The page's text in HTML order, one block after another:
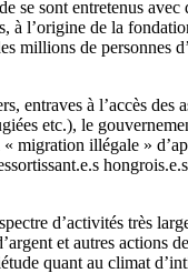
se sont entretenus avec
à l’origine de la
millions de personnes
entraves à l’accès des
etc.), le
migration illégale »
d’activités très
et autres actions
quant au climat